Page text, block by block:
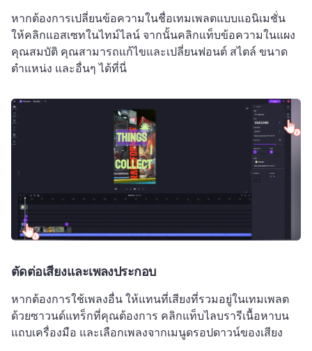
หากต้องการเปลี่ยนข้อความในชื่อเทมเพลตแบบแอนิเมชั่น
ให้คลิกแอสเซทในไทม์ไลน์ จากนั้นคลิกแท็บข้อความในแผง
คุณสมบัติ คุณสามารถแก้ไขและเปลี่ยนฟอนต์ สไตล์ ขนาด
ตำแหน่ง และอื่นๆ ได้ที่นี่
ตัดต่อเสียงและเพลงประกอบ
หากต้องการใช้เพลงอื่น ให้แทนที่เสียงที่รวมอยู่ในเทมเพลต
ด้วยซาวนด์แทร็กที่คุณต้องการ คลิกแท็บไลบรารีเนื้อหาบน
แถบเครื่องมือ และเลือกเพลงจากเมนูดรอปดาวน์ของเสียง